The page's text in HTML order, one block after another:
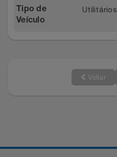
Tipo de
Veículo
Utilitários
Voltar